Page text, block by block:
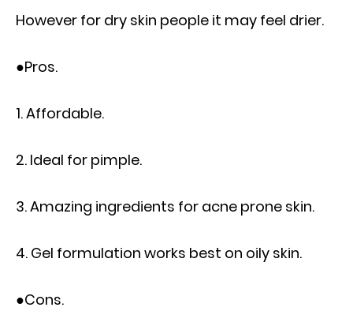
However for dry skin people it may feel drier.
●Pros.
1. Affordable.
2. Ideal for pimple.
3. Amazing ingredients for acne prone skin.
4. Gel formulation works best on oily skin.
●Cons.